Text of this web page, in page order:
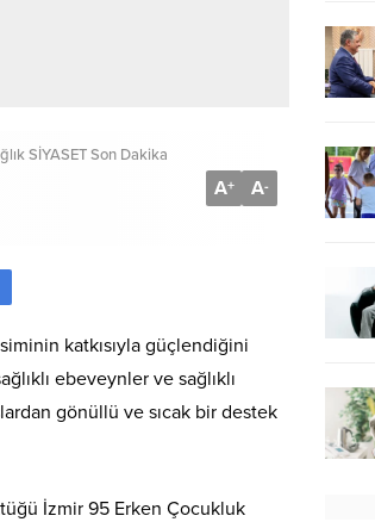
SİYASETSon Dakika
A+ A-
katkısıyla güçlendiğini
ebeveynler ve sağlıklı
gönüllü ve sıcak bir destek
İzmir 95 Erken Çocukluk